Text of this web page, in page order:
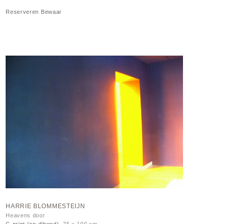
Reserveren Bewaar
HARRIE BLOMMESTEIJN
Heavens door